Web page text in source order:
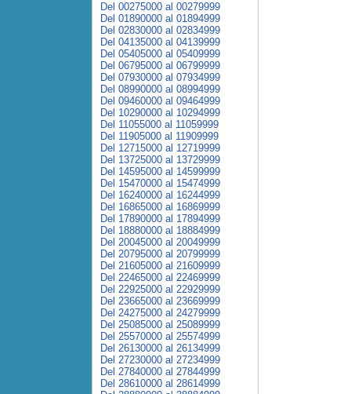
Del 00275000 al 00279999
Del 01890000 al 01894999
Del 02830000 al 02834999
Del 04135000 al 04139999
Del 05405000 al 05409999
Del 06795000 al 06799999
Del 07930000 al 07934999
Del 08990000 al 08994999
Del 09460000 al 09464999
Del 10290000 al 10294999
Del 11055000 al 11059999
Del 11905000 al 11909999
Del 12715000 al 12719999
Del 13725000 al 13729999
Del 14595000 al 14599999
Del 15470000 al 15474999
Del 16240000 al 16244999
Del 16865000 al 16869999
Del 17890000 al 17894999
Del 18880000 al 18884999
Del 20045000 al 20049999
Del 20795000 al 20799999
Del 21605000 al 21609999
Del 22465000 al 22469999
Del 22925000 al 22929999
Del 23665000 al 23669999
Del 24275000 al 24279999
Del 25085000 al 25089999
Del 25570000 al 25574999
Del 26130000 al 26134999
Del 27230000 al 27234999
Del 27840000 al 27844999
Del 28610000 al 28614999